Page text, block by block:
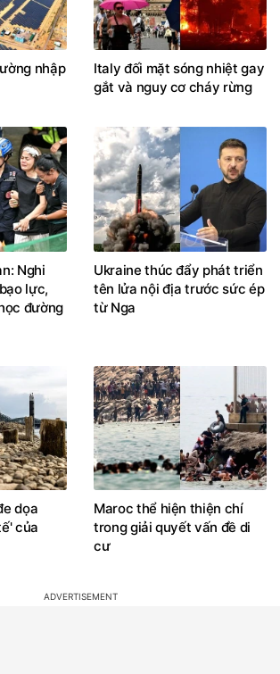
nhập
Italy đối mặt sóng nhiệt gay
gắt và nguy cơ cháy rừng
Nghi
lực,
đường
Ukraine thúc đẩy phát triển
tên lửa nội địa trước sức ép
từ Nga
dọa
của
Maroc thể hiện thiện chí
trong giải quyết vấn đề di
cư